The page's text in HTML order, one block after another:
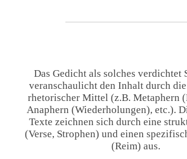
Das Gedicht als solches verdichtet
veranschaulicht den Inhalt durch
rhetorischer Mittel (z.B. Metaphern
Anaphern (Wiederholungen), etc.).
Texte zeichnen sich durch eine
(Verse, Strophen) und einen
(Reim) aus.